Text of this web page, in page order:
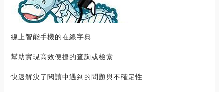
線上智能手機的在線字典
幫助實現高效便捷的查詢或檢索
快速解決了閱讀中遇到的問題與不確定性